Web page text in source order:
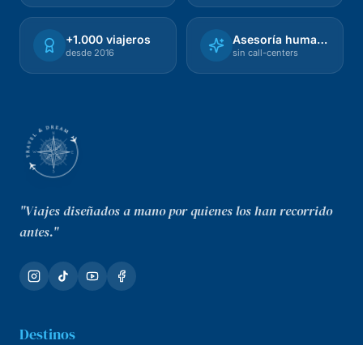
+1.000 viajeros
desde 2016
Asesoría humana
sin call-centers
"Viajes diseñados a mano por quienes los han recorrido
antes."
Destinos